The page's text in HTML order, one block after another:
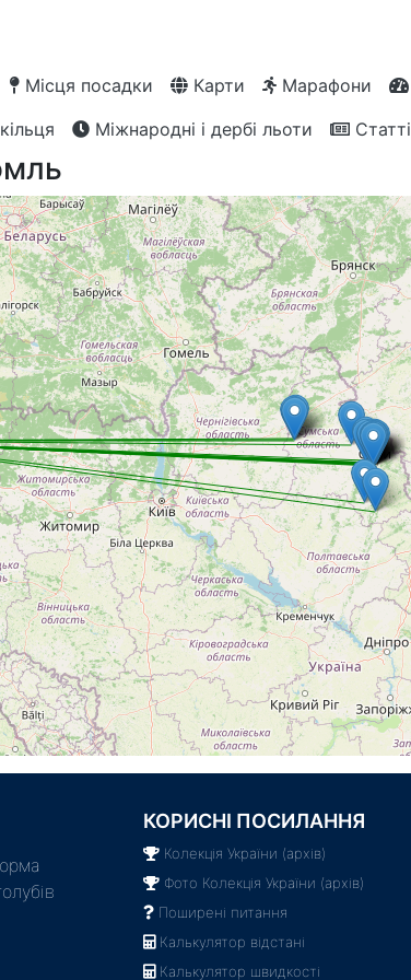
Місця посадки Карти Марафони
Міжнародні і дербі льоти Статті
КОРИСНІ ПОСИЛАННЯ
Колекція України (архів)
Фото Колекція України (архів)
Поширені питання
Калькулятор відстані
Калькулятор швидкості